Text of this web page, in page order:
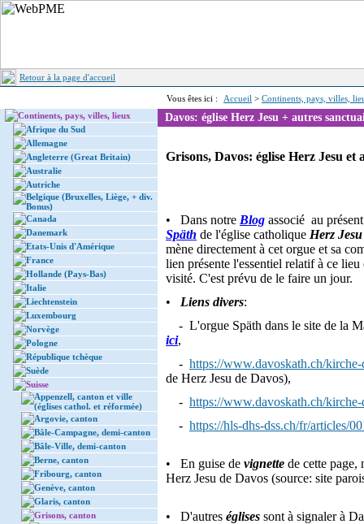
Retour à la page d'accueil
Vous êtes ici : Accueil > Continents, pays, villes,
Continents, pays, villes, lieux
Afrique du Sud
Allemagne
Angleterre (Great Britain)
Australie
Autriche
Belgique (Bruxelles, Liège, + div.
Bonus)
Canada
Danemark
Etats-Unis d'Amérique
France
Hollande (Pays-Bas)
Italie
Liechtenstein
Luxembourg
Norvège
Pologne
République tchèque
Suède
Suisse
Appenzell, canton et ville
(églises cathol. et réformée)
Argovie, canton
Bâle-Campagne, demi-canton
Bâle-Ville, demi-canton
Berne, canton
Fribourg, canton
Genève, canton
Glaris, canton
Grisons, canton
Davos: église Herz Jesu + autres
Grisons, Davos: église Herz Jesu et
• Dans notre Blog associé au
Späth de l'église catholique Herz Jesu
mène directement à cet orgue et sa
lien présente l'essentiel relatif à ce
visité. C'est prévu de le faire un jour.
• Liens divers:
- L'orgue Späth dans le site de la
ici,
- https://www.davoskath.ch/
de Herz Jesu de Davos),
- https://www.davoskath.ch/
- https://hls-dhs-dss.ch/fr/articles/
• En guise de vignette de cette page,
Herz Jesu de Davos (source: site
• D'autres églises sont à signaler à